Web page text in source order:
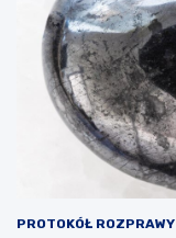
PROTOKÓŁ ROZPRAWY